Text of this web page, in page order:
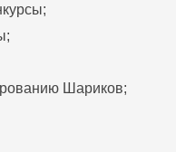
Шариков;